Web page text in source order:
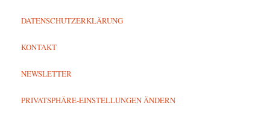
DATENSCHUTZERKLÄRUNG
KONTAKT
NEWSLETTER
PRIVATSPHÄRE-EINSTELLUNGEN ÄNDERN